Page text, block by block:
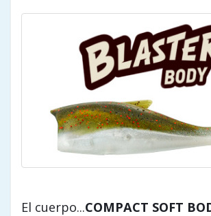
El cuerpo...COMPACT SOFT